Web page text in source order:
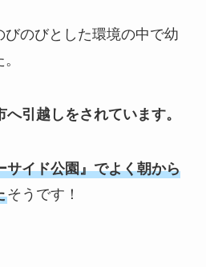
びのびとした環境の中で幼
引越しをされています。
サイド公園』でよく朝から
そうです！